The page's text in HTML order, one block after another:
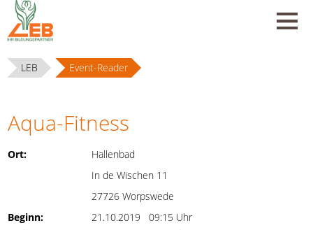
LEB Event-Reader
Aqua-Fitness
Ort:
Hallenbad
In de Wischen 11
27726 Worpswede
Beginn:
21.10.2019 09:15 Uhr